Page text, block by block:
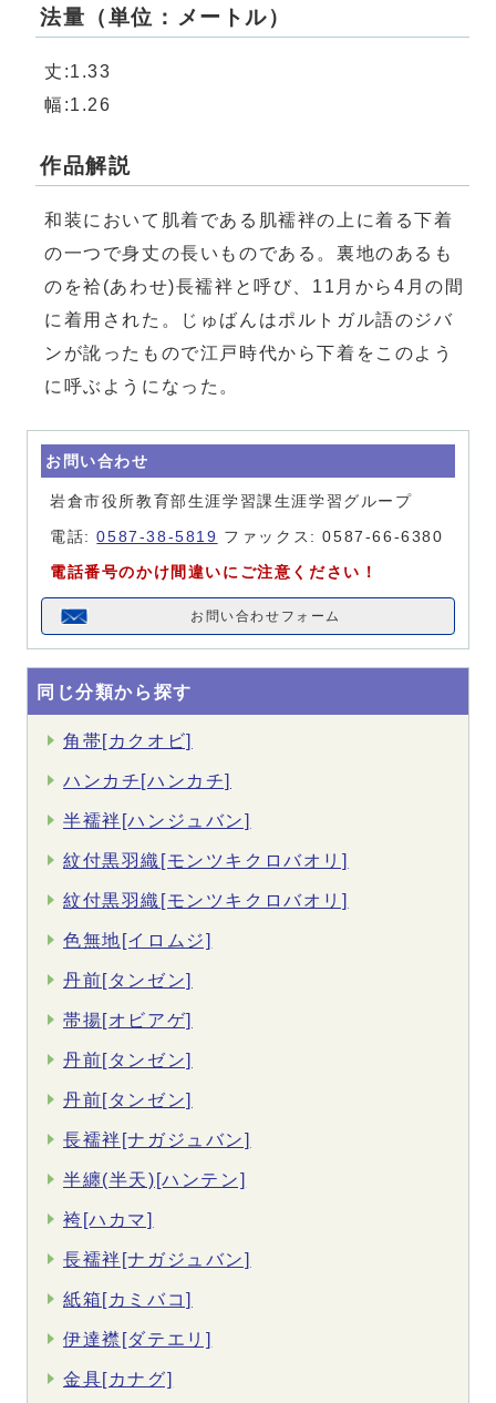
法量（単位：メートル）
丈:1.33
幅:1.26
作品解説
和装において肌着である肌襦袢の上に着る下着
の一つで身丈の長いものである。裏地のあるも
のを袷(あわせ)長襦袢と呼び、11月から4月の間
に着用された。じゅばんはポルトガル語のジバ
ンが訛ったもので江戸時代から下着をこのよう
に呼ぶようになった。
お問い合わせ
岩倉市役所教育部生涯学習課生涯学習グループ
電話:0587-38-5819 ファックス: 0587-66-6380
電話番号のかけ間違いにご注意ください！
お問い合わせフォーム
同じ分類から探す
角帯[カクオビ]
ハンカチ[ハンカチ]
半襦袢[ハンジュバン]
紋付黒羽織[モンツキクロバオリ]
紋付黒羽織[モンツキクロバオリ]
色無地[イロムジ]
丹前[タンゼン]
帯揚[オビアゲ]
丹前[タンゼン]
丹前[タンゼン]
長襦袢[ナガジュバン]
半纏(半天)[ハンテン]
袴[ハカマ]
長襦袢[ナガジュバン]
紙箱[カミバコ]
伊達襟[ダテエリ]
金具[カナグ]